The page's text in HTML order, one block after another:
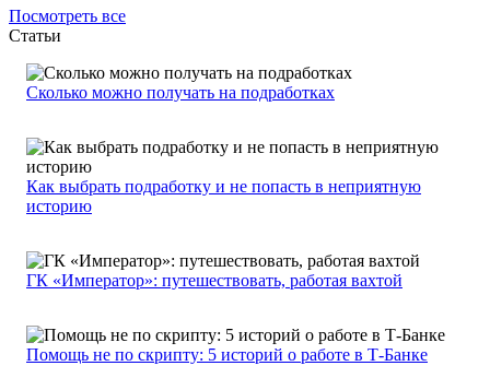
Посмотреть все
Статьи
Сколько можно получать на подработках
Как выбрать подработку и не попасть в неприятную
историю
ГК «Император»: путешествовать, работая вахтой
Помощь не по скрипту: 5 историй о работе в Т-Банке